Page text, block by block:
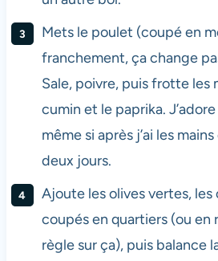
Mets le poulet (coupé en
franchement, ça change
Sale, poivre, puis frotte les
cumin et le paprika.
même si après j’ai les
deux jours.
Ajoute les olives vertes,
coupés en quartiers (ou en
règle sur ça), puis balance